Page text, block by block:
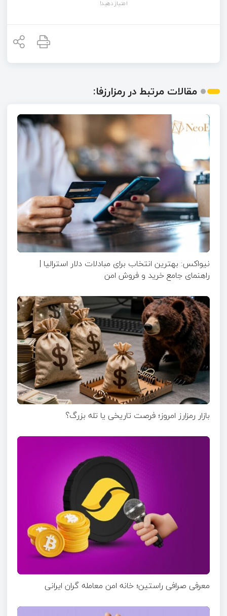
امتیاز دهید!
مقالات مرتبط در رمزارزفا:
نیواکس: بهترین انتخاب برای مبادلات دلار استرالیا |
راهنمای جامع خرید و فروش امن
بازار رمزارز امروز؛ فرصت تاریخی یا تله بزرگ؟
معرفی صرافی راستین؛ خانه امن معامله گران ایرانی